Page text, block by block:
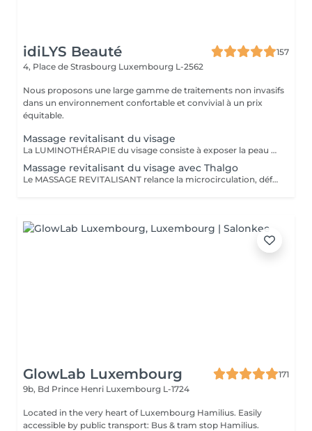
idiLYS Beauté
157
4, Place de Strasbourg Luxembourg L-2562
Nous proposons une large gamme de traitements non invasifs
dans un environnement confortable et convivial à un prix
équitable.
Massage revitalisant du visage
La LUMINOTHÉRAPIE du visage consiste à exposer la peau à des lumières LED afin de stimuler le renouvellement cellulaire et améliorer l'éclat du teint.
Massage revitalisant du visage avec Thalgo
Le MASSAGE REVITALISANT relance la microcirculation, défatigue les traits du visage et redonne fraicheur à la peau. La LUMINOTHÉRAPIE du visage consiste à exposer la peau à des lumières LED afin de stimuler le renouvellement cellulaire et améliorer l'éclat du teint.
GlowLab Luxembourg
171
9b, Bd Prince Henri Luxembourg L-1724
Located in the very heart of Luxembourg Hamilius. Easily
accessible by public transport: Bus & tram stop Hamilius.